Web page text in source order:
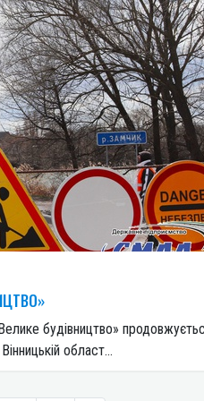
будівництво»
област...